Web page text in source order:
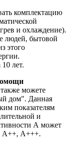
комплектацию
и охлаждение).
людей, бытовой
этого
лет.
можете
дом". Данная
показателям
и
А может
А++, А+++.